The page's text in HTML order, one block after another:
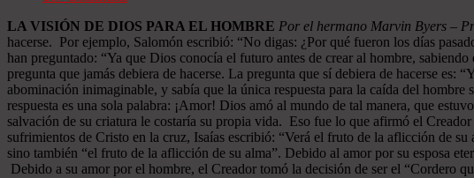
LA VISIÓN DE DIOS PARA EL HOMBRE Por el hermano Marvin Byers –
hacerse. Por ejemplo, Salomón escribió: “No digas: ¿Por qué fueron los días
han preguntado: “Ya que Dios conocía el futuro antes de crear al hombre,
pregunta que jamás debiera de hacerse. La pregunta que sí debiera de hacerse es:
abominación inimaginable, y sabía que la única respuesta para la caída del
respuesta es una sola palabra: ¡Amor! Dios amó al mundo de tal manera, que
salvación de su criatura le costaría su propia vida. Eso fue lo que afirmó el
sufrimientos de Cristo en la cruz, Isaías escribió: “Verá el fruto de la aflicción de
sino también “el fruto de la aflicción de su alma”. Debido al amor por su esposa
Debido a su amor por el hombre, el Creador tomó la decisión de ser el